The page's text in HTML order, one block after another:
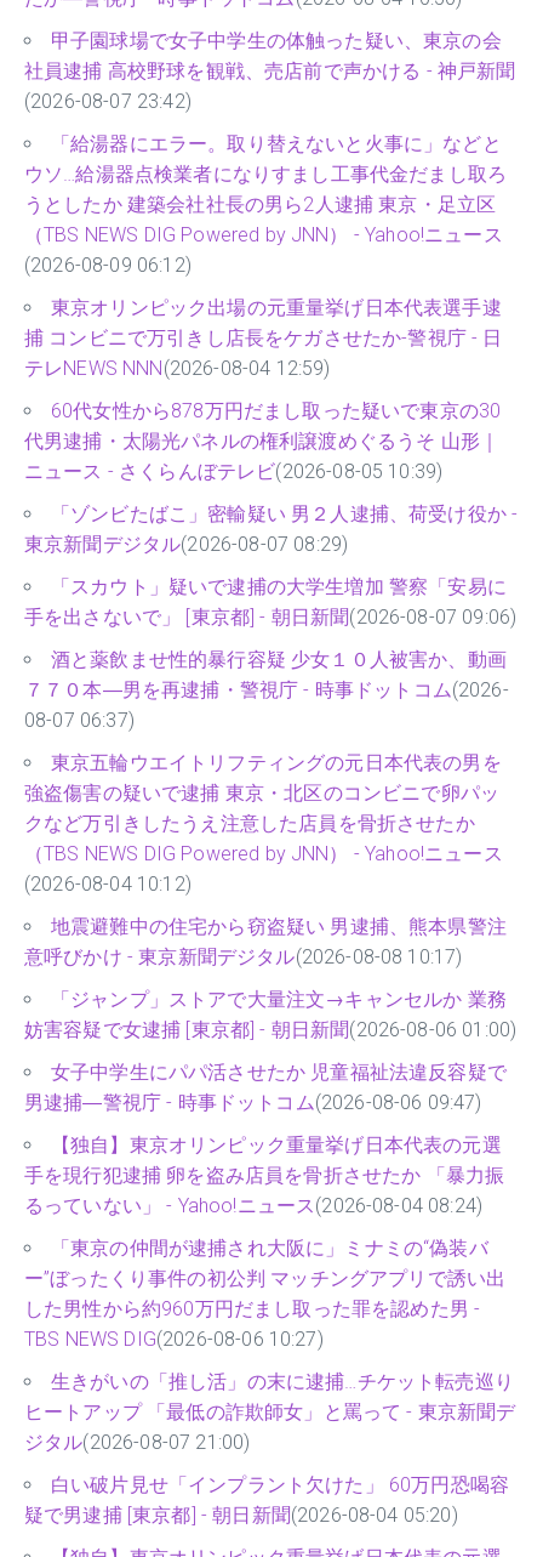
甲子園球場で女子中学生の体触った疑い、東京の会
社員逮捕 高校野球を観戦、売店前で声かける - 神戸新聞
(2026-08-07 23:42)
「給湯器にエラー。取り替えないと火事に」などと
ウソ…給湯器点検業者になりすまし工事代金だまし取ろ
うとしたか 建築会社社長の男ら2人逮捕 東京・足立区
（TBS NEWS DIG Powered by JNN） - Yahoo!ニュース
(2026-08-09 06:12)
東京オリンピック出場の元重量挙げ日本代表選手逮
捕 コンビニで万引きし店長をケガさせたか-警視庁 - 日
テレNEWS NNN (2026-08-04 12:59)
60代女性から878万円だまし取った疑いで東京の30
代男逮捕・太陽光パネルの権利譲渡めぐるうそ 山形｜
ニュース - さくらんぼテレビ(2026-08-05 10:39)
「ゾンビたばこ」密輸疑い 男２人逮捕、荷受け役か -
東京新聞デジタル(2026-08-07 08:29)
「スカウト」疑いで逮捕の大学生増加 警察「安易に
手を出さないで」 [東京都] - 朝日新聞(2026-08-07 09:06)
酒と薬飲ませ性的暴行容疑 少女１０人被害か、動画
７７０本―男を再逮捕・警視庁 - 時事ドットコム(2026-
08-07 06:37)
東京五輪ウエイトリフティングの元日本代表の男を
強盗傷害の疑いで逮捕 東京・北区のコンビニで卵パッ
クなど万引きしたうえ注意した店員を骨折させたか
（TBS NEWS DIG Powered by JNN） - Yahoo!ニュース
(2026-08-04 10:12)
地震避難中の住宅から窃盗疑い 男逮捕、熊本県警注
意呼びかけ - 東京新聞デジタル(2026-08-08 10:17)
「ジャンプ」ストアで大量注文→キャンセルか 業務
妨害容疑で女逮捕 [東京都] - 朝日新聞(2026-08-06 01:00)
女子中学生にパパ活させたか 児童福祉法違反容疑で
男逮捕―警視庁 - 時事ドットコム(2026-08-06 09:47)
【独自】東京オリンピック重量挙げ日本代表の元選
手を現行犯逮捕 卵を盗み店員を骨折させたか 「暴力振
るっていない」 - Yahoo!ニュース(2026-08-04 08:24)
「東京の仲間が逮捕され大阪に」ミナミの“偽装バ
ー”ぼったくり事件の初公判 マッチングアプリで誘い出
した男性から約960万円だまし取った罪を認めた男 -
TBS NEWS DIG(2026-08-06 10:27)
生きがいの「推し活」の末に逮捕…チケット転売巡り
ヒートアップ 「最低の詐欺師女」と罵って - 東京新聞デ
ジタル(2026-08-07 21:00)
白い破片見せ「インプラント欠けた」 60万円恐喝容
疑で男逮捕 [東京都] - 朝日新聞(2026-08-04 05:20)